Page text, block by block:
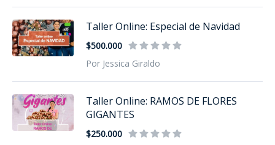
Taller Online: Especial de Navidad
$500.000
Por Jessica Giraldo
Taller Online: RAMOS DE FLORES
GIGANTES
$250.000